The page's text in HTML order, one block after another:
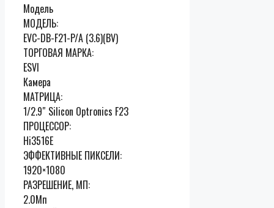
Модель
МОДЕЛЬ:
EVC-DB-F21-P/A (3.6)(BV)
ТОРГОВАЯ МАРКА:
ESVI
Камера
МАТРИЦА:
1/2.9″ Silicon Optronics F23
ПРОЦЕССОР:
Hi3516E
ЭФФЕКТИВНЫЕ ПИКСЕЛИ:
1920×1080
РАЗРЕШЕНИЕ, МП:
2.0Мп